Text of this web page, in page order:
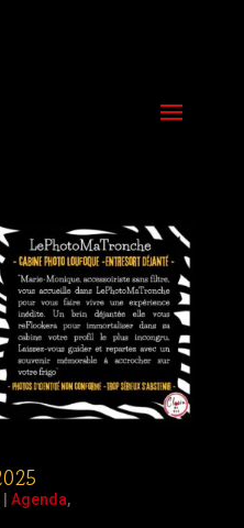
| Agenda,